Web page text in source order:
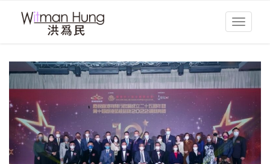
Toggle